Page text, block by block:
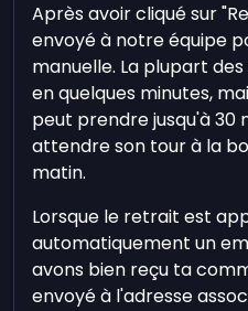
Après avoir cliqué sur
envoyé à notre équipe
manuelle. La plupart
en quelques minutes,
peut prendre jusqu'à 30
attendre son tour à la
matin.
Lorsque le retrait est
automatiquement un
avons bien reçu ta
envoyé à l'adresse